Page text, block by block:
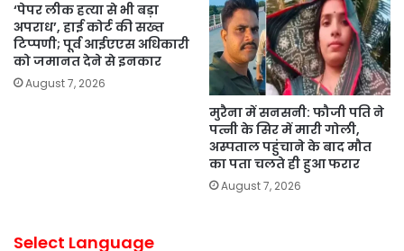
‘पेपर लीक हत्या से भी बड़ा
अपराध’, हाई कोर्ट की सख्त
टिप्पणी; पूर्व आईएएस अधिकारी
को जमानत देने से इनकार
August 7, 2026
मुरैना में सनसनी: फौजी पति ने
पत्नी के सिर में मारी गोली,
अस्पताल पहुंचाने के बाद मौत
का पता चलते ही हुआ फरार
August 7, 2026
Select Language